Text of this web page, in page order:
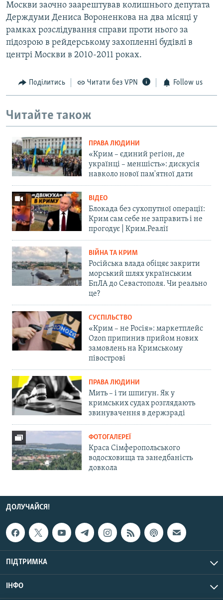
Москви заочно заарештував колишнього депутата
Держдуми Дениса Вороненкова на два місяці у
рамках розслідування справи проти нього за
підозрою в рейдерському захопленні будівлі в
центрі Москви в 2010-2011 роках.
Поділитись Читати без VPN Follow us
Читайте також
ПРАВА ЛЮДИНИ
«Крим – єдиний регіон, де
українці – меншість»: дискусія
навколо нової пам'ятної дати
ВІДЕО
Блокада без сухопутної операції:
Крим сам себе не заправить і не
прогодує | Крим.Реалії
ВІЙНА ТА КРИМ
Російська влада обіцяє закрити
морський шлях українським
БпЛА до Севастополя. Чи реально
це?
СУСПІЛЬСТВО
«Крим – не Росія»: маркетплейс
Ozon припинив прийом нових
замовлень на Кримському
півострові
ПРАВА ЛЮДИНИ
Мить – і ти шпигун. Як у
кримських судах розглядають
звинувачення в держзраді
ФОТОГАЛЕРЕЇ
Краса Сімферопольського
водосховища та занедбаність
довкола
ДОЛУЧАЙСЯ!
ПІДТРИМКА
ІНФО